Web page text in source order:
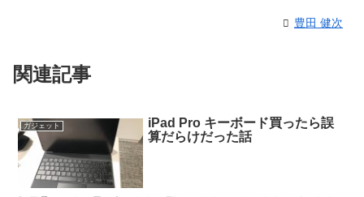
豊田 健次
関連記事
ガジェット
iPad Pro キーボード買ったら誤
算だらけだった話